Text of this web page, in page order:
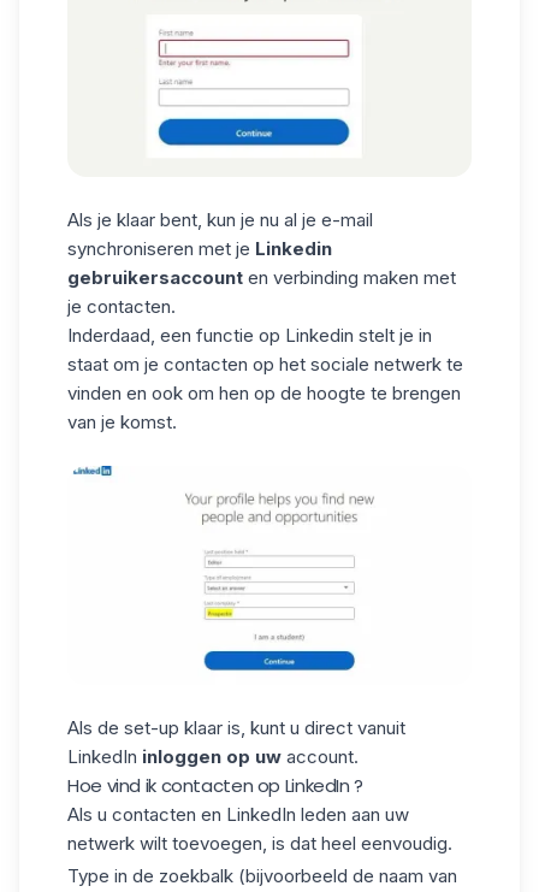
Als je klaar bent, kun je nu al je e-mail
synchroniseren met je Linkedin
gebruikersaccount en verbinding maken met
je contacten.
Inderdaad, een functie op Linkedin stelt je in
staat om je contacten op het sociale netwerk te
vinden en ook om hen op de hoogte te brengen
van je komst.
Als de set-up klaar is, kunt u direct vanuit
LinkedIn inloggen op uw account.
Hoe vind ik contacten op LinkedIn ?
Als u contacten en LinkedIn leden aan uw
netwerk wilt toevoegen, is dat heel eenvoudig.
Type in de zoekbalk (bijvoorbeeld de naam van